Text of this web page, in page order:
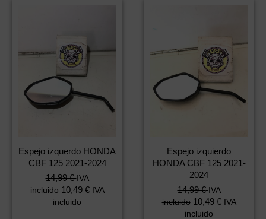
Espejo izquerdo HONDA
CBF 125 2021-2024
14,99€ IVA
incluido 10,49 € IVA
incluido
Espejo izquierdo
HONDA CBF 125 2021-
2024
14,99€ IVA
incluido 10,49 € IVA
incluido